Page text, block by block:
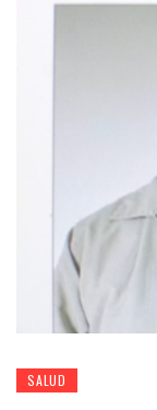
SALUD